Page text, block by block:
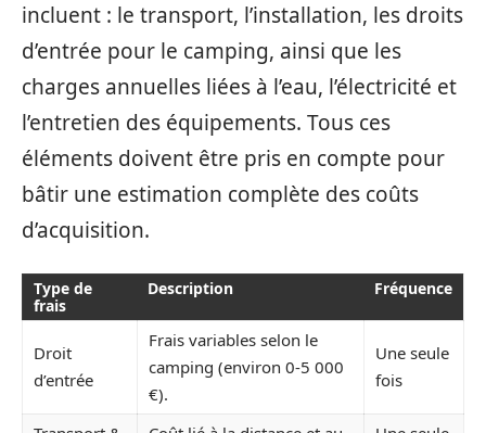
incluent : le transport, l’installation, les droits
d’entrée pour le camping, ainsi que les
charges annuelles liées à l’eau, l’électricité et
l’entretien des équipements. Tous ces
éléments doivent être pris en compte pour
bâtir une estimation complète des coûts
d’acquisition.
Type de
frais
Description Fréquence
Droit
d’entrée
Frais variables selon le
camping (environ 0-5 000
€).
Une seule
fois